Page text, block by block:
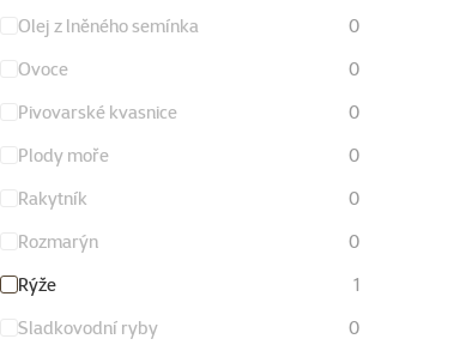
Olej z lněného semínka
0
Ovoce
0
Pivovarské kvasnice
0
Plody moře
0
Rakytník
0
Rozmarýn
0
Rýže
1
Sladkovodní ryby
0